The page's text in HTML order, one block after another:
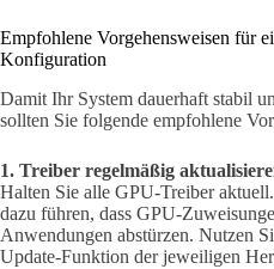
Empfohlene Vorgehensweisen für
Konfiguration
Damit Ihr System dauerhaft stabil
sollten Sie folgende empfohlene
1. Treiber regelmäßig
Halten Sie alle GPU-Treiber
dazu führen, dass GPU-
Anwendungen abstürzen. Nutzen
Update-Funktion der jeweiligen